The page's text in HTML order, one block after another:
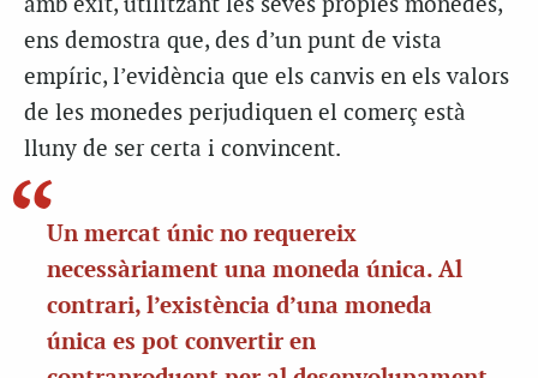
ens demostra que, des d’un punt de vista
empíric, l’evidència que els canvis en els valors
de les monedes perjudiquen el comerç està
lluny de ser certa i convincent.
Un mercat únic no requereix
necessàriament una moneda única. Al
contrari, l’existència d’una moneda
única es pot convertir en